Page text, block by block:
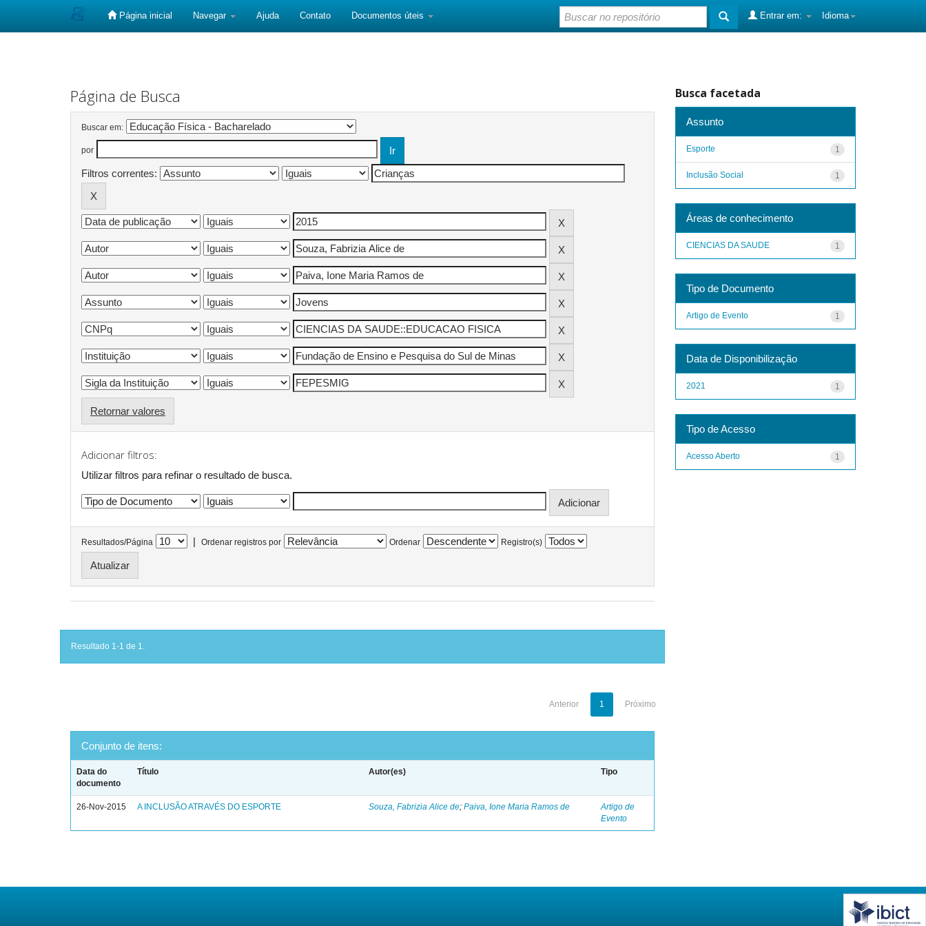
Página inicial Navegar Ajuda Contato Documentos úteis Idioma
Entrar em:
Página de Busca
Buscar em:
por
Filtros correntes:
Retornar valores
Adicionar filtros:
Utilizar filtros para refinar o resultado de busca.
Resultados/Página | Ordenar registros por Ordenar Registro(s)
Resultado 1-1 de 1.
Anterior 1 Próximo
Conjunto de itens:
Data do
documento
Título Autor(es) Tipo
26-Nov-2015 A INCLUSÃO ATRAVÉS DO ESPORTE Souza, Fabrizia Alice de;Paiva, Ione Maria Ramos de
Artigo de
Evento
Busca facetada
Assunto
1
Esporte
1
Inclusão Social
Áreas de conhecimento
1
CIENCIAS DA SAUDE
Tipo de Documento
1
Artigo de Evento
Data de Disponibilização
1
2021
Tipo de Acesso
1
Acesso Aberto